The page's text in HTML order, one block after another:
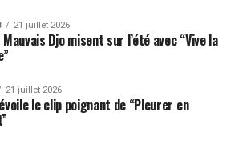
21 juillet 2026
Djo misent sur l’été avec “Vive la
21 juillet 2026
le clip poignant de “Pleurer en